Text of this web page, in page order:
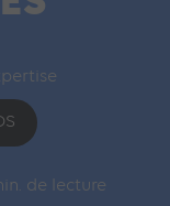
de lecture